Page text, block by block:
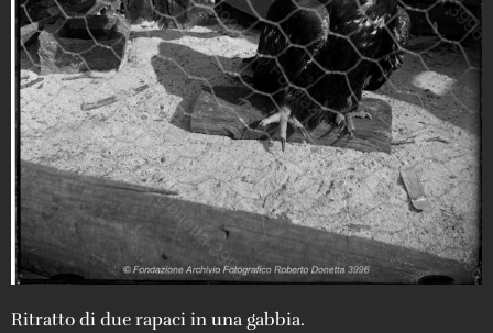
Ritratto di due rapaci in una gabbia.